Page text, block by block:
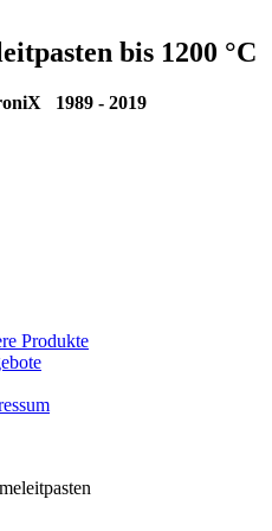
bis 1200 °C
1989 - 2019
Produkte